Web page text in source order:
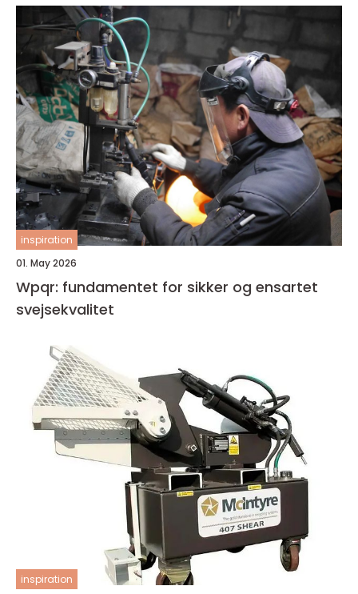
inspiration
01. May 2026
Wpqr: fundamentet for sikker og ensartet
svejsekvalitet
inspiration